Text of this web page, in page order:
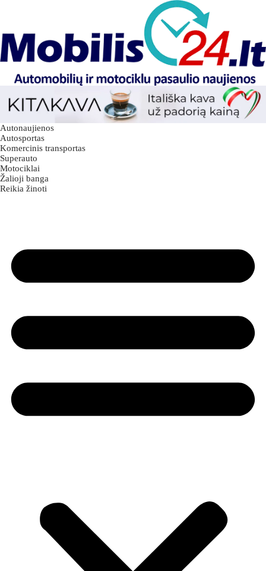
Autonaujienos
Autosportas
Komercinis transportas
Superauto
Motociklai
Žalioji banga
Reikia žinoti